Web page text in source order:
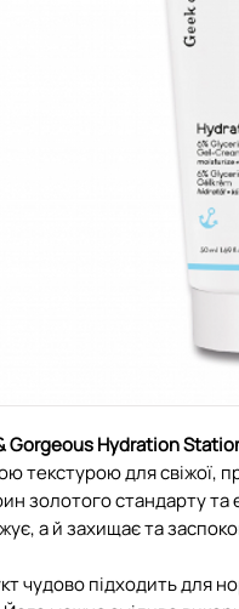
Gorgeous Hydration
текстурою для свіжої,
золотого стандарту
а й захищає та
чудово підходить для